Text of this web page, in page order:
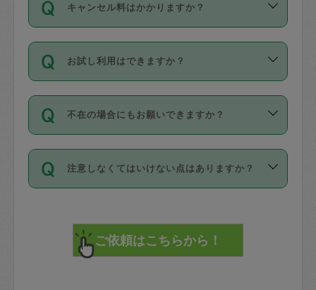
日本語も話せる方など様々です。
ールに記載していますので、各自の得意
を依頼してください。
現場トライアルを受け、合格したタスカ
ジさんが活動されています。
※テストセンターの講評は１件目のレビュ
参考
【詳細】タスカジさんの登録に際
です。作業中に物を壊したり、人にけが
をさせたりした場合が対象で、補償金額
す。
写真を撮り、
詳細FAQ：
損害賠償保険について教えて
以降）の日時から受付可能となっていま
す。
タスカジさんへ「募集」をかけることが
可能です。
キャンセル料はかかりますか？
キャンセル料には、以下の2種類がありま
す。
1. 直前キャンセル（定期、スポット契約
共通）
72時間を超える※と、以下のキャンセル
料が発生します。
直前キャンセル料：
72時間前〜24時間前＝依頼料金の50%
お試し利用はできますか？
「お試し利用」というメニューはありま
せんが、「一回のみ」依頼を活用するこ
とによって、気に入ったタスカジさんを
まず、条件の合う気になるタスカジさ
みてください。
その後、一番気に入ったタスカジさんに
不在の場合にもお願いできますか？
不在の場合の作業はタスカジさんの同意
が必要です。数回の依頼ののち、タスカ
ジさんと依頼者の間で十分な信頼関係が
てください。
不在時に部屋に入るためにタスカジさん
注意しなくてはいけない点はありますか？
で、必ず鍵のかかるロッカーや金庫に入
れて依頼者の責任の元管理するよう心掛
けてください。